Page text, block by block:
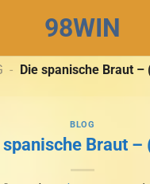
98WIN
- Die spanische Braut –
BLOG
spanische Braut –